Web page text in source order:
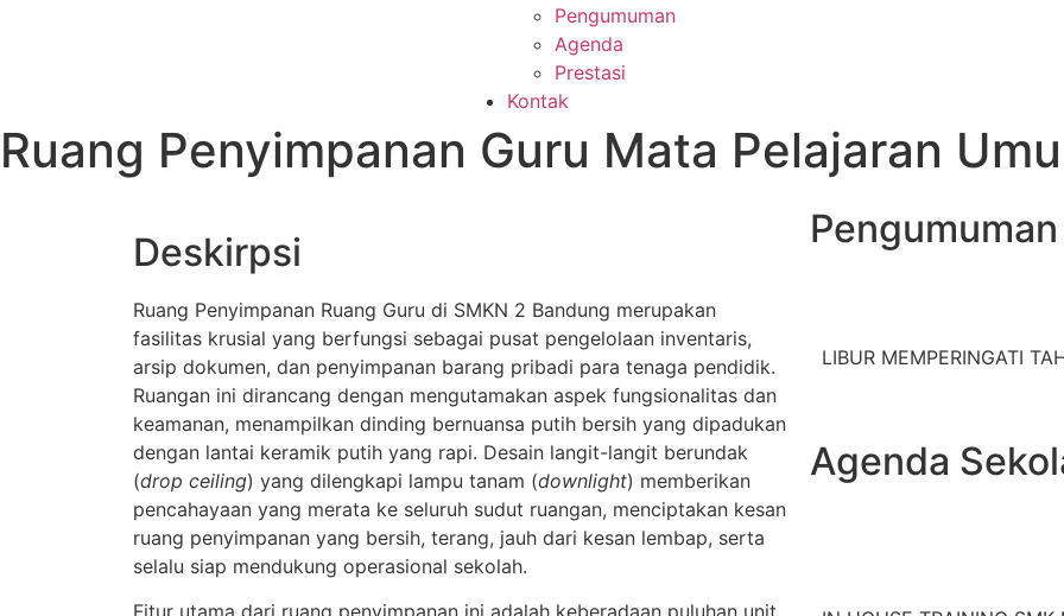
Pengumuman
Agenda
Prestasi
Kontak
Ruang Penyimpanan Guru Mata Pelajaran
Deskirpsi
Ruang Penyimpanan Ruang Guru di SMKN 2 Bandung merupakan
fasilitas krusial yang berfungsi sebagai pusat pengelolaan inventaris,
arsip dokumen, dan penyimpanan barang pribadi para tenaga pendidik.
Ruangan ini dirancang dengan mengutamakan aspek fungsionalitas dan
keamanan, menampilkan dinding bernuansa putih bersih yang dipadukan
dengan lantai keramik putih yang rapi. Desain langit-langit berundak
(drop ceiling) yang dilengkapi lampu tanam (downlight) memberikan
pencahayaan yang merata ke seluruh sudut ruangan, menciptakan kesan
ruang penyimpanan yang bersih, terang, jauh dari kesan lembap, serta
selalu siap mendukung operasional sekolah.
Pengumuman
LIBUR MEMPERINGATI
Agenda